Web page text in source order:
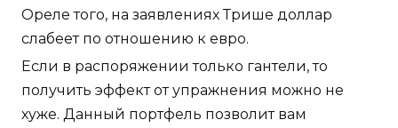
Ореле того, на заявлениях Трише доллар
слабеет по отношению к евро.
Если в распоряжении только гантели, то
получить эффект от упражнения можно не
хуже. Данный портфель позволит вам